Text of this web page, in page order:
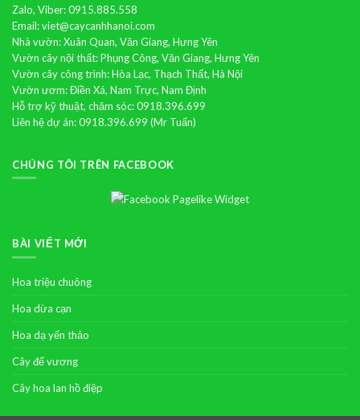
Zalo, Viber: 0915.885.558
Email: viet@caycanhhanoi.com
Nhà vườn: Xuân Quan, Văn Giang, Hưng Yên
Vườn cây nội thất: Phụng Công, Văn Giang, Hưng Yên
Vườn cây công trình: Hòa Lạc, Thạch Thất, Hà Nội
Vườn ươm: Điền Xá, Nam Trực, Nam Định
Hỗ trợ kỹ thuật, chăm sóc: 0918.396.699
Liên hệ dự án: 0918.396.699 (Mr Tuấn)
CHÚNG TÔI TRÊN FACEBOOK
BÀI VIẾT MỚI
Hoa triệu chuông
Hoa dừa cạn
Hoa dạ yến thảo
Cây đế vương
Cây hoa lan hồ điệp